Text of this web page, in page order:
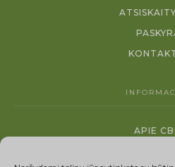
APIE